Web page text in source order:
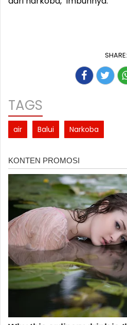
SHARE:
TAGS
air Balui Narkoba